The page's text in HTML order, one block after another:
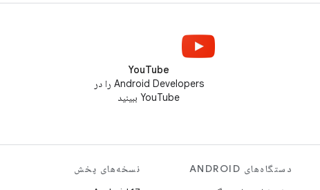
YouTube
Android Developers را در
YouTube ببینید
دستگاه‌های ANDROID
نسخه‌های پخش